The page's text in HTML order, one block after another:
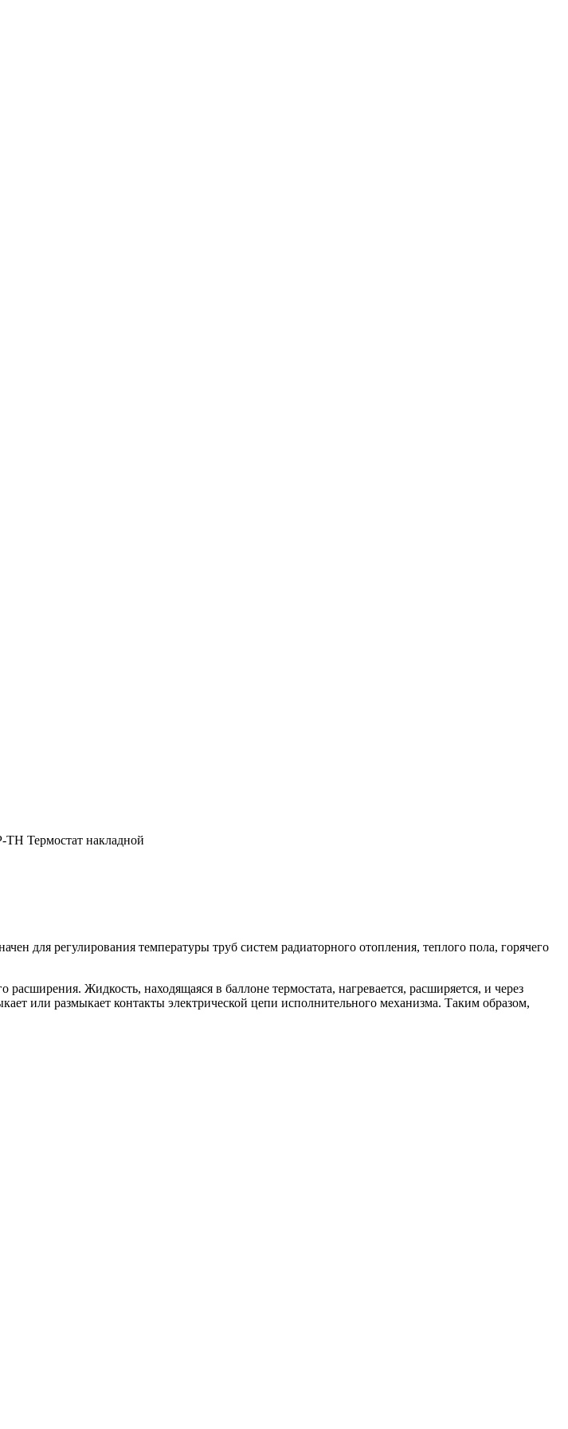
ТН Термостат накладной
для регулирования температуры труб систем радиаторного отопления, теплого пола, горячего
Жидкость, находящаяся в баллоне термостата, нагревается, расширяется, и через
или размыкает контакты электрической цепи исполнительного механизма. Таким образом,